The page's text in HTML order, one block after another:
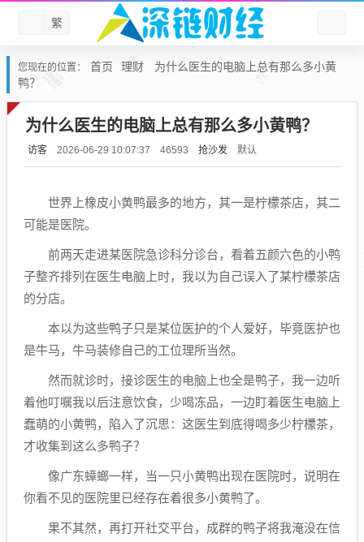
繁
您现在的位置： 首页 理财
为什么医生的电脑上总有那么多小黄
鸭？
为什么医生的电脑上总有那么多小黄鸭？
访客 2026-06-29 10:07:37 46593 抢沙发 默认
世界上橡皮小黄鸭最多的地方，其一是柠檬茶店，其二
可能是医院。
前两天走进某医院急诊科分诊台，看着五颜六色的小鸭
子整齐排列在医生电脑上时，我以为自己误入了某柠檬茶店
的分店。
本以为这些鸭子只是某位医护的个人爱好，毕竟医护也
是牛马，牛马装修自己的工位理所当然。
然而就诊时，接诊医生的电脑上也全是鸭子，我一边听
着他叮嘱我以后注意饮食，少喝冻品，一边盯着医生电脑上
蠢萌的小黄鸭，陷入了沉思：这医生到底得喝多少柠檬茶，
才收集到这么多鸭子？
像广东蟑螂一样，当一只小黄鸭出现在医院时，说明在
你看不见的医院里已经存在着很多小黄鸭了。
果不其然，再打开社交平台，成群的鸭子将我淹没在信